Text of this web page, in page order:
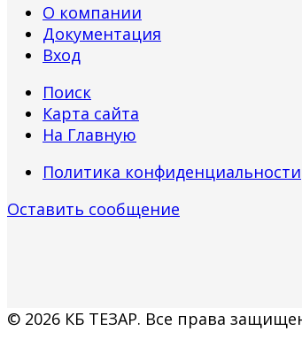
О компании
Документация
Вход
Поиск
Карта сайта
На Главную
Политика конфиденциальности
Оставить сообщение
© 2026 КБ ТЕЗАР. Все права